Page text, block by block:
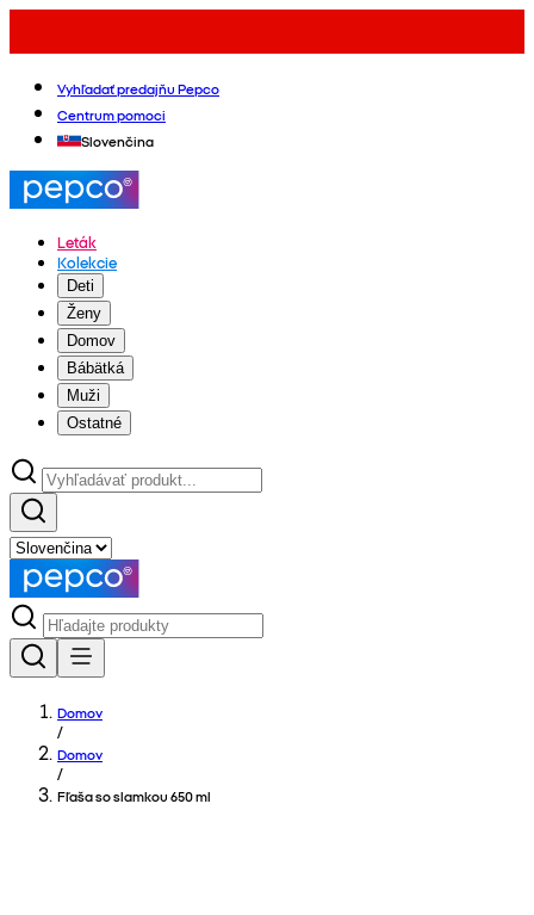
Vyhľadať predajňu Pepco
Centrum pomoci
Slovenčina
Leták
Kolekcie
Deti
Ženy
Domov
Bábätká
Muži
Ostatné
Domov
/
Domov
/
Fľaša so slamkou 650 ml